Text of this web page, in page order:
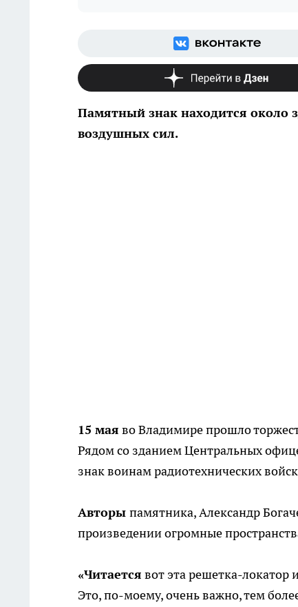
Памятный знак находится около
воздушных сил.
15 мая во Владимире прошло
Рядом со зданием Центральных
знак воинам радиотехнических
Авторы памятника, Александр
произведении огромные
«Читается вот эта решетка-локатор
Это, по-моему, очень важно, тем